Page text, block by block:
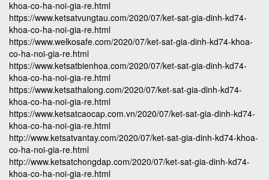
khoa-co-ha-noi-gia-re.html
https://www.ketsatvungtau.com/2020/07/ket-sat-gia-dinh-kd74-
khoa-co-ha-noi-gia-re.html
https://www.welkosafe.com/2020/07/ket-sat-gia-dinh-kd74-khoa-
co-ha-noi-gia-re.html
https://www.ketsatbienhoa.com/2020/07/ket-sat-gia-dinh-kd74-
khoa-co-ha-noi-gia-re.html
https://www.ketsathalong.com/2020/07/ket-sat-gia-dinh-kd74-
khoa-co-ha-noi-gia-re.html
https://www.ketsatcaocap.com.vn/2020/07/ket-sat-gia-dinh-kd74-
khoa-co-ha-noi-gia-re.html
http://www.ketsatvantay.com/2020/07/ket-sat-gia-dinh-kd74-khoa-
co-ha-noi-gia-re.html
http://www.ketsatchongdap.com/2020/07/ket-sat-gia-dinh-kd74-
khoa-co-ha-noi-gia-re.html